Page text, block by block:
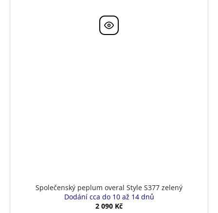
Společenský peplum overal Style S377 zelený
Dodání cca do 10 až 14 dnů
2 090 Kč